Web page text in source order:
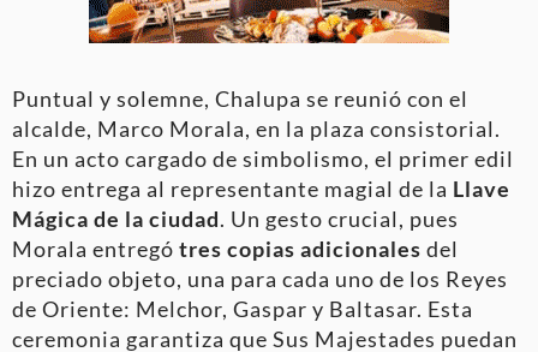
Puntual y solemne, Chalupa se reunió con el
alcalde, Marco Morala, en la plaza consistorial.
En un acto cargado de simbolismo, el primer edil
hizo entrega al representante magial de la Llave
Mágica de la ciudad. Un gesto crucial, pues
Morala entregó tres copias adicionales del
preciado objeto, una para cada uno de los Reyes
de Oriente: Melchor, Gaspar y Baltasar. Esta
ceremonia garantiza que Sus Majestades puedan